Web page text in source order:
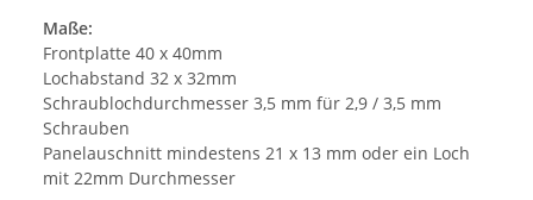
Maße:
Frontplatte 40 x 40mm
Lochabstand 32 x 32mm
Schraublochdurchmesser 3,5 mm für 2,9 / 3,5 mm
Schrauben
Panelauschnitt mindestens 21 x 13 mm oder ein Loch
mit 22mm Durchmesser